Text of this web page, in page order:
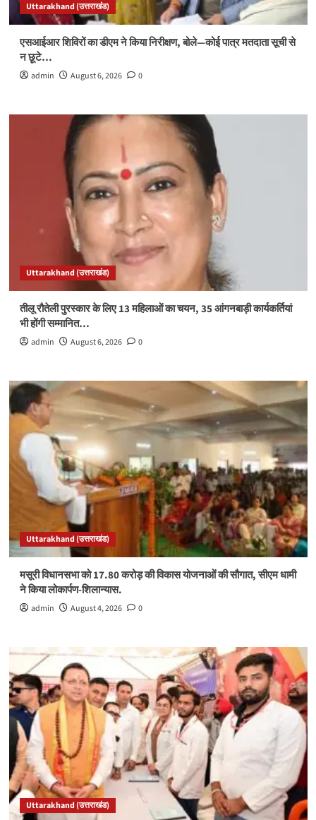
Uttarakhand (उत्तराखंड)
एसआईआर शिविरों का डीएम ने किया निरीक्षण, बोले—कोई पात्र मतदाता सूची से
न छूटे…
admin August 6, 2026 0
Uttarakhand (उत्तराखंड)
तीलू रौतेली पुरस्कार के लिए 13 महिलाओं का चयन, 35 आंगनबाड़ी कार्यकर्तियां
भी होंगी सम्मानित…
admin August 6, 2026 0
Uttarakhand (उत्तराखंड)
मसूरी विधानसभा को 17.80 करोड़ की विकास योजनाओं की सौगात, सीएम धामी
ने किया लोकार्पण-शिलान्यास.
admin August 4, 2026 0
Uttarakhand (उत्तराखंड)